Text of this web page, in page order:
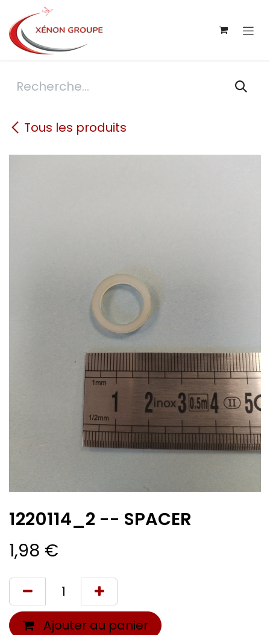
Se rendre au contenu
Tous les produits
1220114_2 -- SPACER
1,98 €
Ajouter au panier